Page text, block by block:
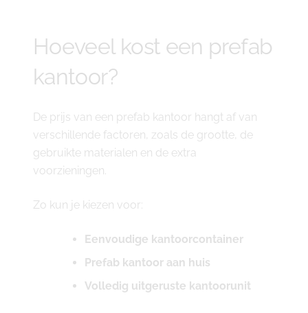
Hoeveel kost een prefab
kantoor?
De prijs van een prefab kantoor hangt af van
verschillende factoren, zoals de grootte, de
gebruikte materialen en de extra
voorzieningen.
Zo kun je kiezen voor:
Eenvoudige kantoorcontainer
Prefab kantoor aan huis
Volledig uitgeruste kantoorunit